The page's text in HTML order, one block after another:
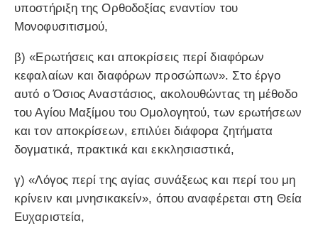
υποστήριξη της Ορθοδοξίας εναντίον του
Μονοφυσιτισμού,
β) «Ερωτήσεις και αποκρίσεις περί διαφόρων
κεφαλαίων και διαφόρων προσώπων». Στο έργο
αυτό ο Όσιος Αναστάσιος, ακολουθώντας τη μέθοδο
του Αγίου Μαξίμου του Ομολογητού, των ερωτήσεων
και τον αποκρίσεων, επιλύει διάφορα ζητήματα
δογματικά, πρακτικά και εκκλησιαστικά,
γ) «Λόγος περί της αγίας συνάξεως και περί του μη
κρίνειν και μνησικακείν», όπου αναφέρεται στη Θεία
Ευχαριστεία,